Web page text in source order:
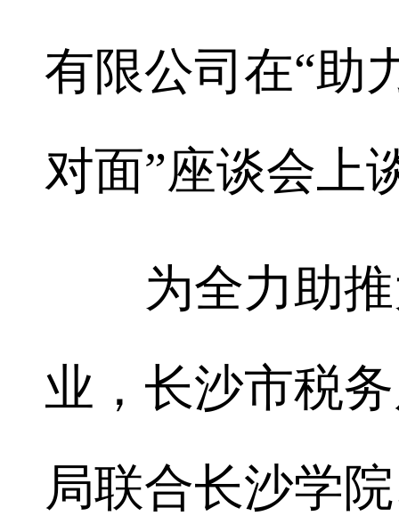
有限公司在“助
对面”座谈会上
为全力助推
业，长沙市税
局联合长沙学